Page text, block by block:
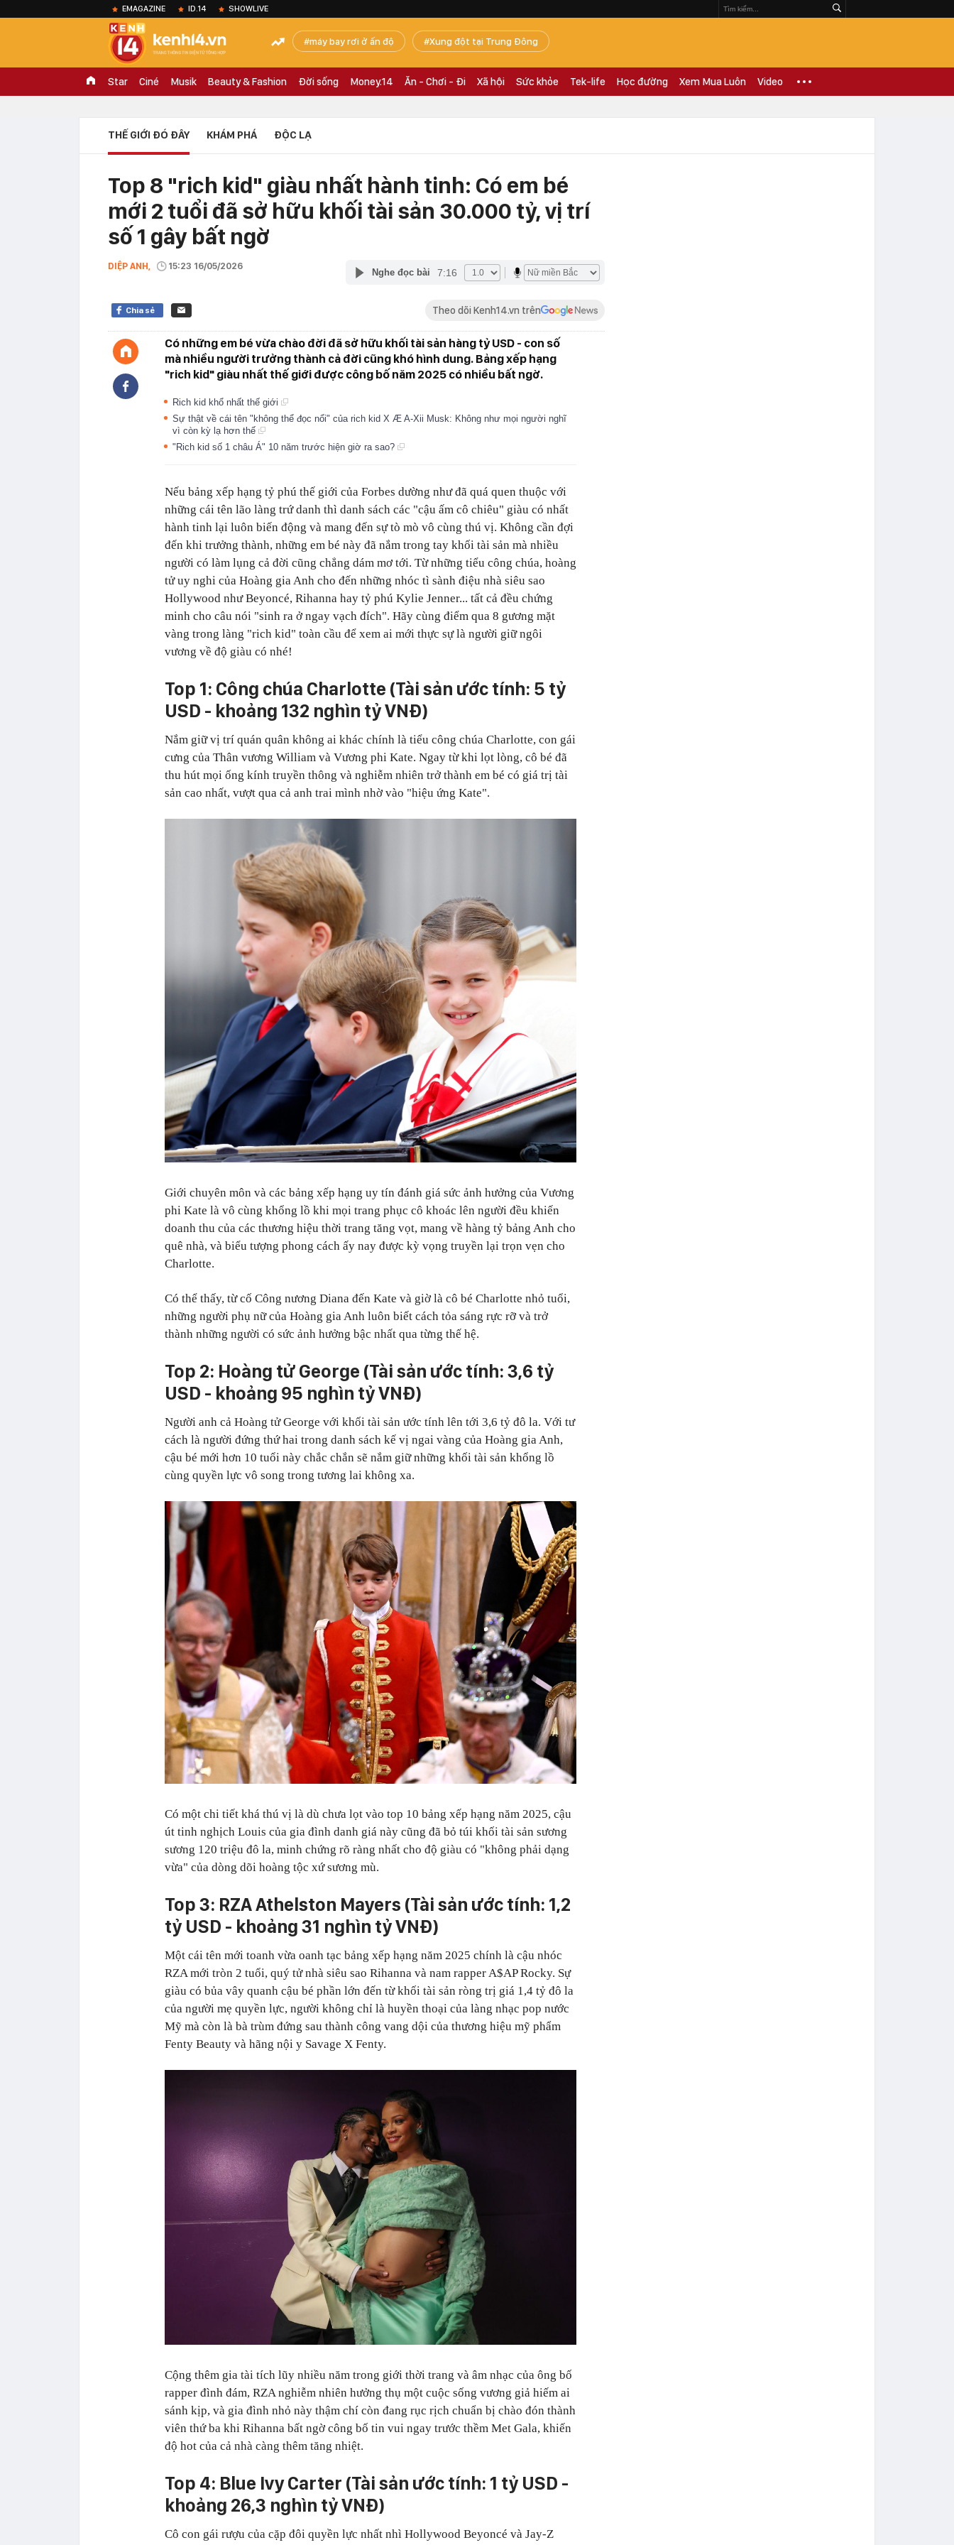
EMAGAZINE ID.14 SHOWLIVE
máy bay rơi ở ấn độ Xung đột tại Trung Đông
Star Ciné Musik Beauty & Fashion Đời sống Money.14 Ăn - Chơi - Đi Xã hội Sức khỏe Tek-life Học đường Xem Mua Luôn Video
THẾ GIỚI ĐÓ ĐÂY KHÁM PHÁ ĐỘC LẠ
Top 8 "rich kid" giàu nhất hành tinh: Có em bé
mới 2 tuổi đã sở hữu khối tài sản 30.000 tỷ, vị trí
số 1 gây bất ngờ
DIỆP ANH, 15:23 16/05/2026
Nghe đọc bài 7:16
Chia sẻ Theo dõi Kenh14.vn trên
Có những em bé vừa chào đời đã sở hữu khối tài sản hàng tỷ USD - con số
mà nhiều người trưởng thành cả đời cũng khó hình dung. Bảng xếp hạng
"rich kid" giàu nhất thế giới được công bố năm 2025 có nhiều bất ngờ.
Rich kid khổ nhất thế giới
Sự thật về cái tên "không thể đọc nổi" của rich kid X Æ A-Xii Musk: Không như mọi người nghĩ
vì còn kỳ lạ hơn thế
"Rich kid số 1 châu Á" 10 năm trước hiện giờ ra sao?
Nếu bảng xếp hạng tỷ phú thế giới của Forbes dường như đã quá quen thuộc với
những cái tên lão làng trứ danh thì danh sách các "cậu ấm cô chiêu" giàu có nhất
hành tinh lại luôn biến động và mang đến sự tò mò vô cùng thú vị. Không cần đợi
đến khi trưởng thành, những em bé này đã nắm trong tay khối tài sản mà nhiều
người có làm lụng cả đời cũng chẳng dám mơ tới. Từ những tiểu công chúa, hoàng
tử uy nghi của Hoàng gia Anh cho đến những nhóc tì sành điệu nhà siêu sao
Hollywood như Beyoncé, Rihanna hay tỷ phú Kylie Jenner... tất cả đều chứng
minh cho câu nói "sinh ra ở ngay vạch đích". Hãy cùng điểm qua 8 gương mặt
vàng trong làng "rich kid" toàn cầu để xem ai mới thực sự là người giữ ngôi
vương về độ giàu có nhé!
Top 1: Công chúa Charlotte (Tài sản ước tính: 5 tỷ
USD - khoảng 132 nghìn tỷ VNĐ)
Nắm giữ vị trí quán quân không ai khác chính là tiểu công chúa Charlotte, con gái
cưng của Thân vương William và Vương phi Kate. Ngay từ khi lọt lòng, cô bé đã
thu hút mọi ống kính truyền thông và nghiễm nhiên trở thành em bé có giá trị tài
sản cao nhất, vượt qua cả anh trai mình nhờ vào "hiệu ứng Kate".
Giới chuyên môn và các bảng xếp hạng uy tín đánh giá sức ảnh hưởng của Vương
phi Kate là vô cùng khổng lồ khi mọi trang phục cô khoác lên người đều khiến
doanh thu của các thương hiệu thời trang tăng vọt, mang về hàng tỷ bảng Anh cho
quê nhà, và biểu tượng phong cách ấy nay được kỳ vọng truyền lại trọn vẹn cho
Charlotte.
Có thể thấy, từ cố Công nương Diana đến Kate và giờ là cô bé Charlotte nhỏ tuổi,
những người phụ nữ của Hoàng gia Anh luôn biết cách tỏa sáng rực rỡ và trở
thành những người có sức ảnh hưởng bậc nhất qua từng thế hệ.
Top 2: Hoàng tử George (Tài sản ước tính: 3,6 tỷ
USD - khoảng 95 nghìn tỷ VNĐ)
Người anh cả Hoàng tử George với khối tài sản ước tính lên tới 3,6 tỷ đô la. Với tư
cách là người đứng thứ hai trong danh sách kế vị ngai vàng của Hoàng gia Anh,
cậu bé mới hơn 10 tuổi này chắc chắn sẽ nắm giữ những khối tài sản khổng lồ
cùng quyền lực vô song trong tương lai không xa.
Có một chi tiết khá thú vị là dù chưa lọt vào top 10 bảng xếp hạng năm 2025, cậu
út tinh nghịch Louis của gia đình danh giá này cũng đã bỏ túi khối tài sản sương
sương 120 triệu đô la, minh chứng rõ ràng nhất cho độ giàu có "không phải dạng
vừa" của dòng dõi hoàng tộc xứ sương mù.
Top 3: RZA Athelston Mayers (Tài sản ước tính: 1,2
tỷ USD - khoảng 31 nghìn tỷ VNĐ)
Một cái tên mới toanh vừa oanh tạc bảng xếp hạng năm 2025 chính là cậu nhóc
RZA mới tròn 2 tuổi, quý tử nhà siêu sao Rihanna và nam rapper A$AP Rocky. Sự
giàu có bủa vây quanh cậu bé phần lớn đến từ khối tài sản ròng trị giá 1,4 tỷ đô la
của người mẹ quyền lực, người không chỉ là huyền thoại của làng nhạc pop nước
Mỹ mà còn là bà trùm đứng sau thành công vang dội của thương hiệu mỹ phẩm
Fenty Beauty và hãng nội y Savage X Fenty.
Cộng thêm gia tài tích lũy nhiều năm trong giới thời trang và âm nhạc của ông bố
rapper đình đám, RZA nghiễm nhiên hưởng thụ một cuộc sống vương giả hiếm ai
sánh kịp, và gia đình nhỏ này thậm chí còn đang rục rịch chuẩn bị chào đón thành
viên thứ ba khi Rihanna bất ngờ công bố tin vui ngay trước thềm Met Gala, khiến
độ hot của cả nhà càng thêm tăng nhiệt.
Top 4: Blue Ivy Carter (Tài sản ước tính: 1 tỷ USD -
khoảng 26,3 nghìn tỷ VNĐ)
Cô con gái rượu của cặp đôi quyền lực nhất nhì Hollywood Beyoncé và Jay-Z